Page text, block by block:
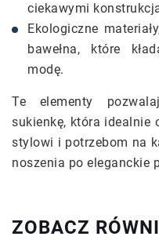
ciekawymi
Ekologiczne
bawełna, które
modę.
Te elementy
sukienkę, która idealnie
stylowi i potrzebom na
noszenia po eleganckie
ZOBACZ